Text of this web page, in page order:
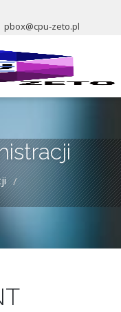
pbox@cpu-zeto.pl
/